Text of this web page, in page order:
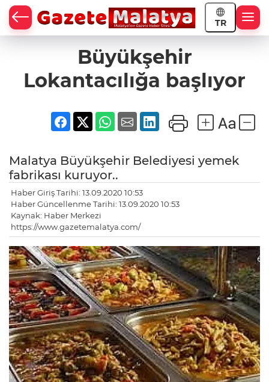
TR
Büyükşehir
Lokantacılığa başlıyor
Malatya Büyükşehir Belediyesi yemek
fabrikası kuruyor..
Haber Giriş Tarihi: 13.09.2020 10:53
Haber Güncellenme Tarihi: 13.09.2020 10:53
Kaynak: Haber Merkezi
https://www.gazetemalatya.com/